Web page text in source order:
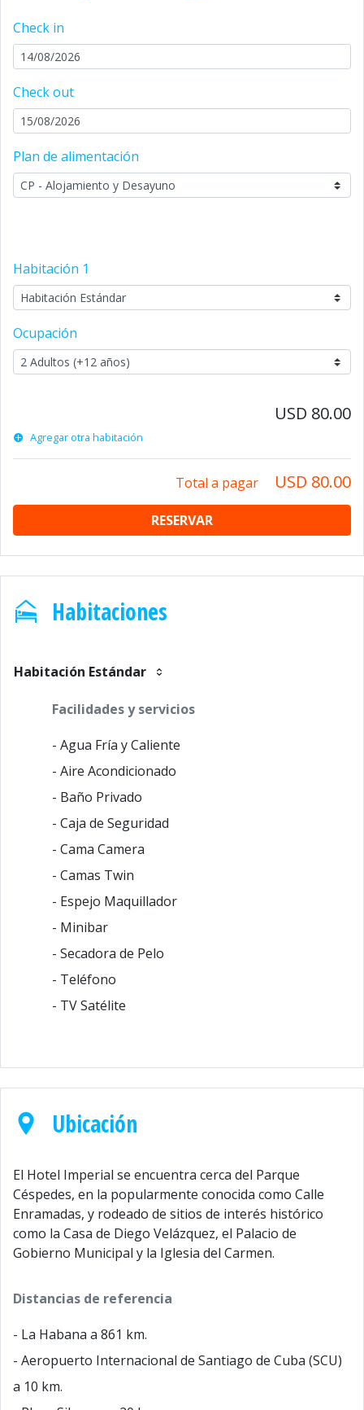
Check in
Check out
Plan de alimentación
Habitación 1
Ocupación
USD 80.00
Agregar otra habitación
Total a pagar USD 80.00
RESERVAR
Habitaciones
Habitación Estándar
Facilidades y servicios
- Agua Fría y Caliente
- Aire Acondicionado
- Baño Privado
- Caja de Seguridad
- Cama Camera
- Camas Twin
- Espejo Maquillador
- Minibar
- Secadora de Pelo
- Teléfono
- TV Satélite
Ubicación
El Hotel Imperial se encuentra cerca del Parque
Céspedes, en la popularmente conocida como Calle
Enramadas, y rodeado de sitios de interés histórico
como la Casa de Diego Velázquez, el Palacio de
Gobierno Municipal y la Iglesia del Carmen.
Distancias de referencia
- La Habana a 861 km.
- Aeropuerto Internacional de Santiago de Cuba (SCU)
a 10 km.